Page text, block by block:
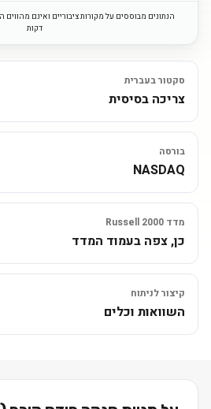
דקות
סקטור בעברית
צריכה בסיסית
בורסה
NASDAQ
מדד Russell 2000
כן, צפה בעמוד המדד
קיצור לניתוח
השוואות וכלים